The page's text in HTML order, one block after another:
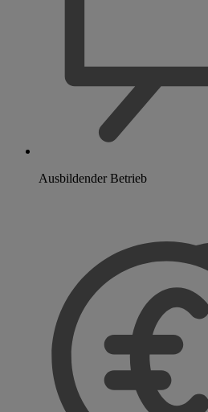
Ausbildender Betrieb